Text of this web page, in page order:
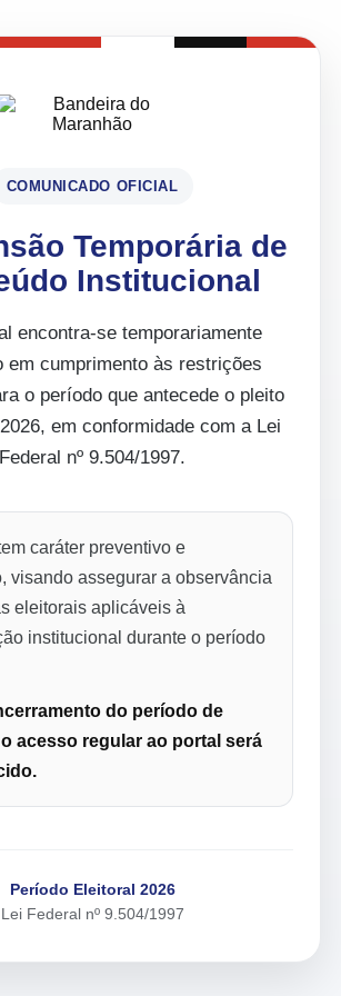
COMUNICADO OFICIAL
Temporária de
Institucional
encontra-se temporariamente
em cumprimento às restrições
o período que antecede o pleito
em conformidade com a Lei
Federal nº 9.504/1997.
caráter preventivo e
visando assegurar a observância
eleitorais aplicáveis à
institucional durante o período
do período de
acesso regular ao portal será
Período Eleitoral 2026
Lei Federal nº 9.504/1997